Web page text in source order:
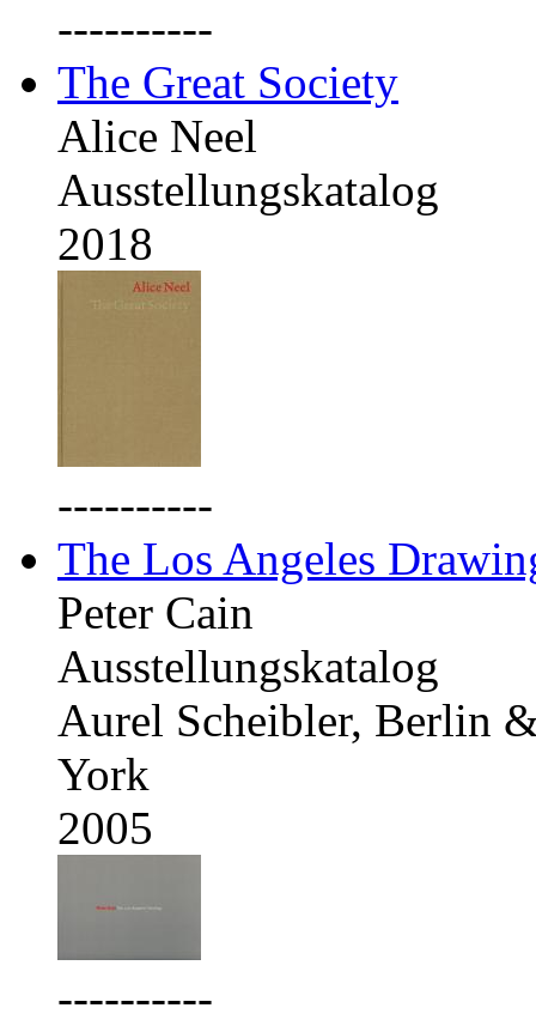
----------
The Great Society
Alice Neel
Ausstellungskatalog
2018
----------
The Los Angeles
Peter Cain
Ausstellungskatalog
Aurel Scheibler, Berlin
York
2005
----------